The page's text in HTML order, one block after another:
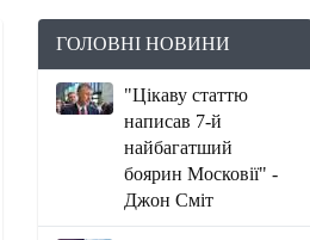
ГОЛОВНІ НОВИНИ
"Цікаву статтю
написав 7-й
найбагатший
боярин Московії" -
Джон Сміт